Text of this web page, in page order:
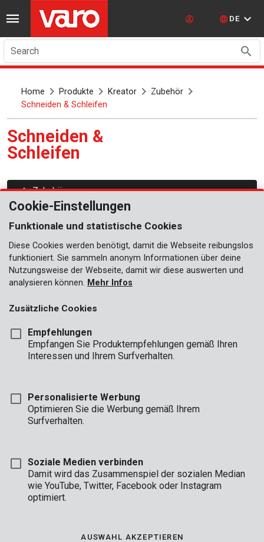
DE
Search
Home Produkte Kreator
Zubehör
Schneiden & Schleifen
Schneiden &
Schleifen
Zubehör
Diamantscheiben
Drehfeilen
Cookie-Einstellungen
Funktionale und statistische Cookies
Diese Cookies werden benötigt, damit die Webseite reibungslos
funktioniert. Sie sammeln anonym Informationen über deine
Nutzungsweise der Webseite, damit wir diese auswerten und
analysieren können. Mehr Infos
Zusätzliche Cookies
Empfehlungen
Empfangen Sie Produktempfehlungen gemäß Ihren
Interessen und Ihrem Surfverhalten.
Personalisierte Werbung
Optimieren Sie die Werbung gemäß Ihrem
Surfverhalten.
Soziale Medien verbinden
Damit wird das Zusammenspiel der sozialen Median
wie YouTube, Twitter, Facebook oder Instagram
optimiert.
AUSWAHL AKZEPTIEREN